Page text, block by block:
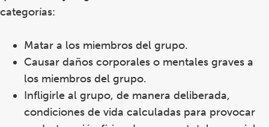
categorías:
Matar a los miembros del grupo.
Causar daños corporales o mentales graves a
los miembros del grupo.
Infligirle al grupo, de manera deliberada,
condiciones de vida calculadas para provocar